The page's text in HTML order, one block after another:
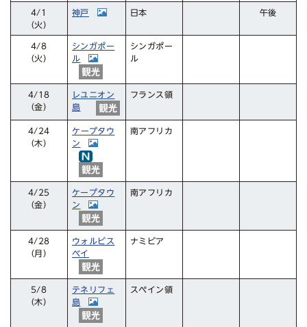
4/1
（火）
神戸 日本 午後
4/8
（火）
シンガポー
ル
シンガポー
ル
4/18
（金）
レユニオン
島
フランス領
4/24
（木）
ケープタウ
ン
南アフリカ
4/25
（金）
ケープタウ
ン
南アフリカ
4/28
（月）
ウォルビス
ベイ
ナミビア
5/8
（木）
テネリフェ
島
スペイン領